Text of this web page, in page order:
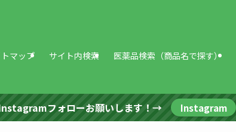
マップ サイト内検索 医薬品検索（商品名で探す）
フォローお願いします！→ Instagram